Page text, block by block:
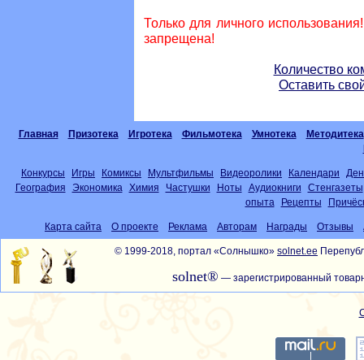
Только для личного
запрещена!
Количество
Оставить
Главная Призотека Игротека Фильмотека Умнотека
Методитека
Конкурсы Игры Комиксы Мультфильмы Видеоролики Календари
География
Экономика Химия Частушки Ноты Аудиокниги
Стенгазеты
опыта
Рецепты
Карта сайта О проекте Реклама Авторам Награды Отзывы
© 1999-2018, портал «Солнышко» solnet.ee
solnet® — зарегистрированный